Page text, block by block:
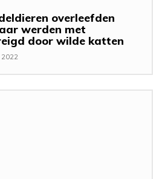
overleefden
werden met
door wilde katten
2022